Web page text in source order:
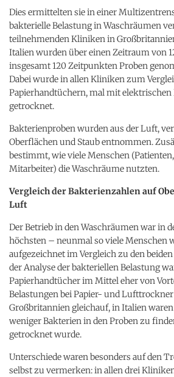
Dies ermittelten sie in einer
bakterielle Belastung in Waschräumen
teilnehmenden Kliniken in
Italien wurden über einen Zeitraum von
insgesamt 120 Zeitpunkten Proben
Dabei wurde in allen Kliniken zum
Papierhandtüchern, mal mit
getrocknet.
Bakterienproben wurden aus der Luft,
Oberflächen und Staub entnommen.
bestimmt, wie viele Menschen
Mitarbeiter) die Waschräume nutzten.
Vergleich der Bakterienzahlen auf
Luft
Der Betrieb in den Waschräumen war in
höchsten – neunmal so viele Menschen
aufgezeichnet im Vergleich zu den
der Analyse der bakteriellen Belastung
Papierhandtücher im Mittel eher von
Belastungen bei Papier- und
Großbritannien gleichauf, in Italien
weniger Bakterien in den Proben zu
getrocknet wurde.
Unterschiede waren besonders auf den
selbst zu vermerken: in allen drei